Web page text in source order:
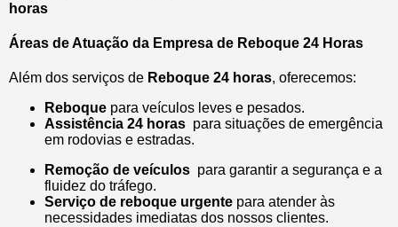
horas
Áreas de Atuação da Empresa de Reboque 24 Horas
Além dos serviços de Reboque 24 horas, oferecemos:
Reboque para veículos leves e pesados.
Assistência 24 horas para situações de emergência
em rodovias e estradas.
Remoção de veículos para garantir a segurança e a
fluidez do tráfego.
Serviço de reboque urgente para atender às
necessidades imediatas dos nossos clientes.